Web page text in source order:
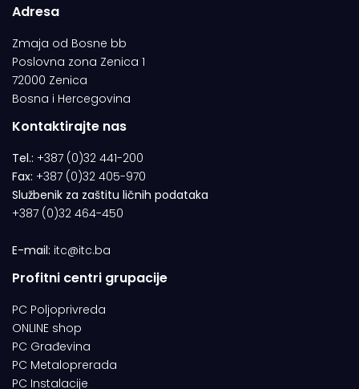
Adresa
Zmaja od Bosne bb
Poslovna zona Zenica 1
72000 Zenica
Bosna i Hercegovina
Kontaktirajte nas
Tel.: +387 (0)32 441-200
Fax: +387 (0)32 405-970
Službenik za zaštitu ličnih podataka
+387 (0)32 464-450
E-mail: itc@itc.ba
Profitni centri grupacije
PC Poljoprivreda
ONLINE shop
PC Građevina
PC Metaloprerada
PC Instalacije